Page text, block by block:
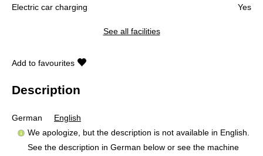
Electric car charging
Yes
See all facilities
Add to favourites
Description
German
English
We apologize, but the description is not available in English.
See the description in German below or see the machine